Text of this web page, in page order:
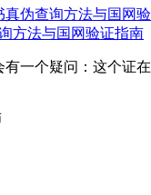
方法与国网验证指南
一个疑问：这个证